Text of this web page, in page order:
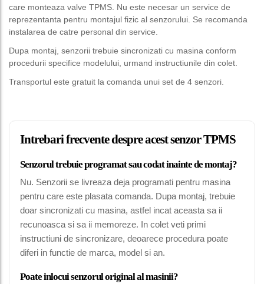
care monteaza valve TPMS. Nu este necesar un service de
reprezentanta pentru montajul fizic al senzorului. Se recomanda
instalarea de catre personal din service.
Dupa montaj, senzorii trebuie sincronizati cu masina conform
procedurii specifice modelului, urmand instructiunile din colet.
Transportul este gratuit la comanda unui set de 4 senzori.
Intrebari frecvente despre acest senzor TPMS
Senzorul trebuie programat sau codat inainte de montaj?
Nu. Senzorii se livreaza deja programati pentru masina
pentru care este plasata comanda. Dupa montaj, trebuie
doar sincronizati cu masina, astfel incat aceasta sa ii
recunoasca si sa ii memoreze. In colet veti primi
instructiuni de sincronizare, deoarece procedura poate
diferi in functie de marca, model si an.
Poate inlocui senzorul original al masinii?